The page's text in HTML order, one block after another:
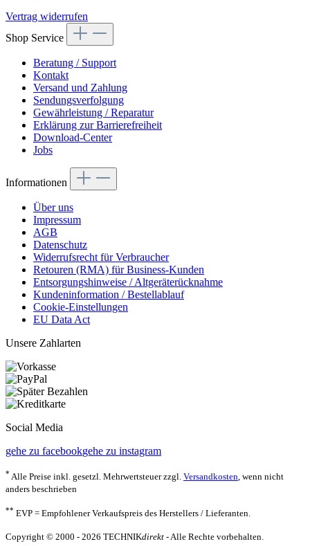
Vertrag widerrufen
Shop Service
Beratung / Support
Kontakt
Versand und Zahlung
Sendungsverfolgung
Gewährleistung / Reparatur
Erklärung zur Barrierefreiheit
Download-Center
Jobs
Informationen
Über uns
Impressum
AGB
Datenschutz
Widerrufsrecht für Verbraucher
Retouren (RMA) für Business-Kunden
Entsorgungshinweise / Altgeräterücknahme
Kundeninformation / Bestellablauf
Cookie-Einstellungen
EU Data Act
Unsere Zahlarten
Social Media
gehe zu facebookgehe zu instagram
* Alle Preise inkl. gesetzl. Mehrwertsteuer zzgl. Versandkosten , wenn nicht
anders beschrieben
** EVP = Empfohlener Verkaufspreis des Herstellers / Lieferanten.
Copyright © 2000 - 2026 TECHNIKdirekt - Alle Rechte vorbehalten.